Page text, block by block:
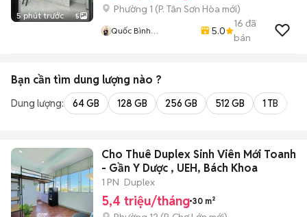
5 phút trước 5
Phường 1 (P. Tân Sơn Hòa mới)
Quốc Bình
5.0
16 đã
bán
Bạn cần tìm dung lượng nào ?
Dung lượng: 64 GB 128 GB 256 GB 512 GB 1 TB
Cho Thuê Duplex Sinh Viên Mới Toanh
- Gần Y Dược , UEH, Bách Khoa
1 PN Duplex
5,4 triệu/tháng 30 m²